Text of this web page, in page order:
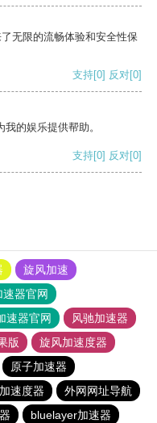
无限的流畅体验和安全性保
支持[0] 反对[0]
的娱乐提供帮助。
支持[0] 反对[0]
旋风加速
速器官网
速器官网
风驰加速器
版
旋风加速度器
原子加速器
速度器
外网网址导航
bluelayer加速器